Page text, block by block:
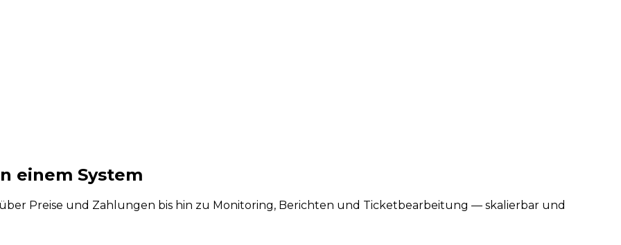
einem System
Preise und Zahlungen bis hin zu Monitoring, Berichten und Ticketbearbeitung — skalierbar und